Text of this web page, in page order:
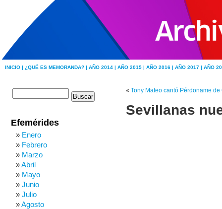
INICIO | ¿QUÉ ES MEMORANDA? | AÑO 2014 | AÑO 2015 | AÑO 2016 | AÑO 2017 | AÑO
« Tony Mateo cantó Pérdoname
Sevillanas
Efemérides
Enero
Febrero
Marzo
Abril
Mayo
Junio
Julio
Agosto